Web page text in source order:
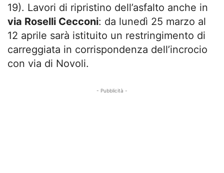
19). Lavori di ripristino dell’asfalto anche in
via Roselli Cecconi: da lunedì 25 marzo al
12 aprile sarà istituito un restringimento di
carreggiata in corrispondenza dell’incrocio
con via di Novoli.
- Pubblicità -